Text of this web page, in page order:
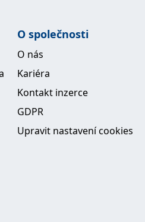
O společnosti
O nás
Kariéra
Kontakt inzerce
GDPR
Upravit nastavení cookies